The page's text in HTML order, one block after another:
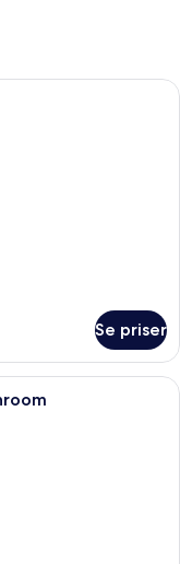
med en våningssäng,
Se priser
med metallräcken,